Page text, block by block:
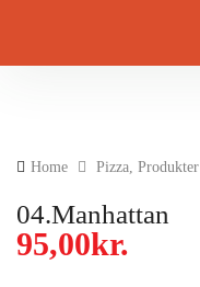
Home Pizza, Produkter
04.Manhattan
95,00kr.